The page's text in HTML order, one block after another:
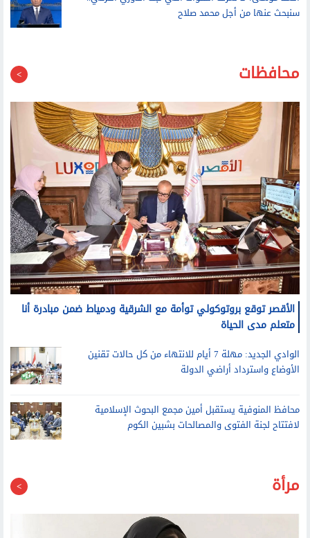
محافظات
الأقصر توقع بروتوكولي توأمة مع الشرقية ودمياط ضمن مبادرة أنا
متعلم مدى الحياة
الوادي الجديد: مهلة 7 أيام للانتهاء من كل حالات تقنين
الأوضاع واسترداد أراضي الدولة
محافظ المنوفية يستقبل أمين مجمع البحوث الإسلامية
لافتتاح لجنة الفتوى والمصالحات بشبين الكوم
مرأة